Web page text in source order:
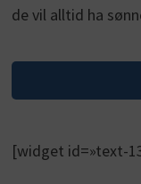
de vil alltid ha
[widget id=»text-